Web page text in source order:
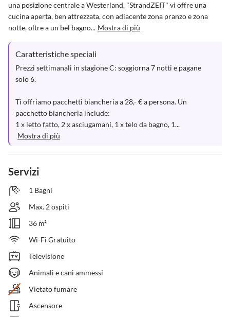
una posizione centrale a Westerland. "StrandZEIT" vi offre una
cucina aperta, ben attrezzata, con adiacente zona pranzo e zona
notte, oltre a un bel bagno... Mostra di più
Caratteristiche speciali
Prezzi settimanali in stagione C: soggiorna 7 notti e pagane
solo 6.
Ti offriamo pacchetti biancheria a 28,- € a persona. Un
pacchetto biancheria include:
1 x letto fatto, 2 x asciugamani, 1 x telo da bagno, 1...
Mostra di più
Servizi
1 Bagni
Max. 2 ospiti
36 m²
Wi-Fi Gratuito
Televisione
Animali e cani ammessi
Vietato fumare
Ascensore